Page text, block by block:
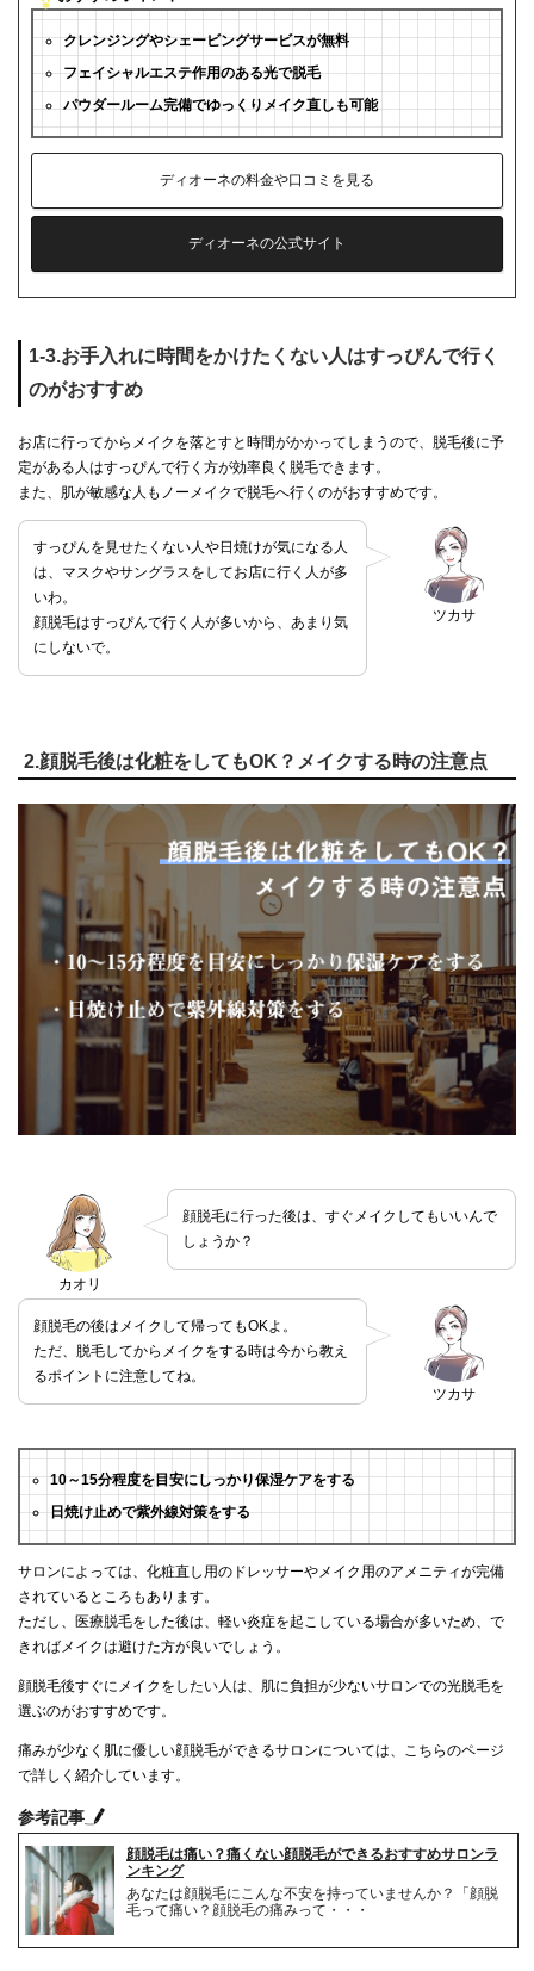
クレンジングやシェービングサービスが無料
フェイシャルエステ作用のある光で脱毛
パウダールーム完備でゆっくりメイク直しも可能
ディオーネの料金や口コミを見る
ディオーネの公式サイト
1-3.お手入れに時間をかけたくない人はすっぴんで行く
のがおすすめ
お店に行ってからメイクを落とすと時間がかかってしまうので、脱毛後に予
定がある人はすっぴんで行く方が効率良く脱毛できます。
また、肌が敏感な人もノーメイクで脱毛へ行くのがおすすめです。
ツカサ
すっぴんを見せたくない人や日焼けが気になる人
は、マスクやサングラスをしてお店に行く人が多
いわ。
顔脱毛はすっぴんで行く人が多いから、あまり気
にしないで。
2.顔脱毛後は化粧をしてもOK？メイクする時の注意点
カオリ
顔脱毛に行った後は、すぐメイクしてもいいんで
しょうか？
ツカサ
顔脱毛の後はメイクして帰ってもOKよ。
ただ、脱毛してからメイクをする時は今から教え
るポイントに注意してね。
10～15分程度を目安にしっかり保湿ケアをする
日焼け止めで紫外線対策をする
サロンによっては、化粧直し用のドレッサーやメイク用のアメニティが完備
されているところもあります。
ただし、医療脱毛をした後は、軽い炎症を起こしている場合が多いため、で
きればメイクは避けた方が良いでしょう。
顔脱毛後すぐにメイクをしたい人は、肌に負担が少ないサロンでの光脱毛を
選ぶのがおすすめです。
痛みが少なく肌に優しい顔脱毛ができるサロンについては、こちらのページ
で詳しく紹介しています。
参考記事
顔脱毛は痛い？痛くない顔脱毛ができるおすすめサロンラ
ンキング
あなたは顔脱毛にこんな不安を持っていませんか？「顔脱
毛って痛い？顔脱毛の痛みって・・・